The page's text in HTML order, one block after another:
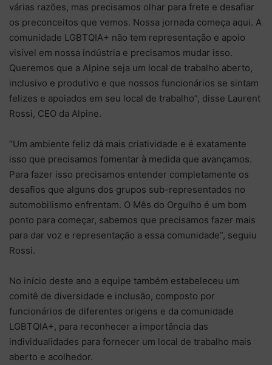
várias razões, mas precisamos olhar para frete e desafiar
os preconceitos que vemos. Nossa jornada começa aqui. A
comunidade LGBTQIA+ não tem representação e apoio
visível em nossa indústria e precisamos mudar isso.
Queremos que a Alpine seja um local de trabalho aberto,
inclusivo e produtivo e que nossos funcionários se sintam
felizes e apoiados em seu local de trabalho”, disse Laurent
Rossi, CEO da Alpine.
“Um ambiente feliz dá mais criatividade e é exatamente
isso que precisamos fomentar à medida que avançamos.
Para fazer isso precisamos entender completamente os
desafios que alguns dos grupos sub-representados no
automobilismo enfrentam. O Mês do Orgulho é um bom
ponto para começar, sabemos que precisamos fazer mais
para dar voz e representação a essa comunidade”, seguiu
Rossi.
No início deste ano a equipe também estabeleceu um
comitê de diversidade e inclusão, composto por
funcionários de diferentes origens e da comunidade
LGBTQIA+, para reconhecer a importância das
individualidades para fornecer um local de trabalho mais
aberto e acolhedor.